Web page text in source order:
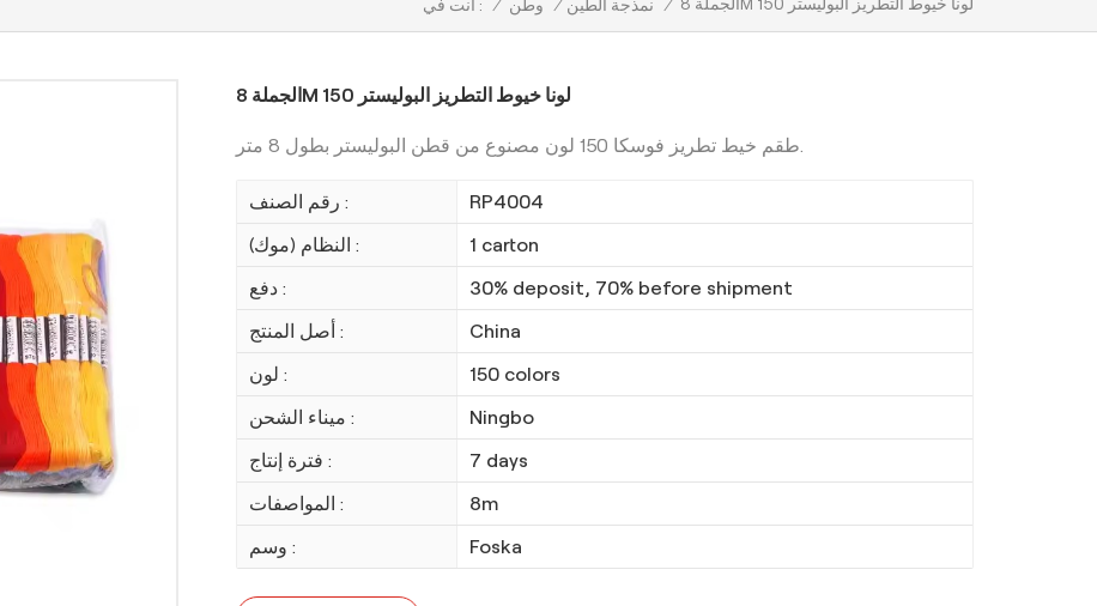
أنت في : / وطن / نمذجة الطين /
الجملة 8M 150 لونا خيوط التطريز البوليستر
رقم الصنف : RP4004
النظام (موك) : 1 carton
دفع : 30% deposit, 70% before shipment
أصل المنتج : China
لون : 150 colors
ميناء الشحن : Ningbo
فترة إنتاج : 7 days
المواصفات : 8m
وسم : Foska